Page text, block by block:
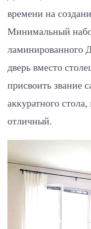
времени на
Минимальный
ламинированного
дверь вместо
присвоить звание
аккуратного
отличный.